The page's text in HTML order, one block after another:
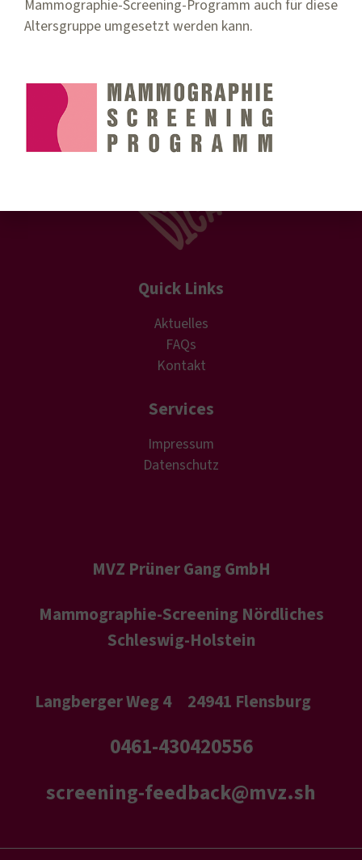
Programmverantwortlicher Arzt Screening-
Einheit Nördliches Schleswig-Holstein
Quick Links
Aktuelles
FAQs
Kontakt
Services
Impressum
Datenschutz
MVZ Prüner Gang GmbH
Mammographie-Screening Nördliches
Schleswig-Holstein
Langberger Weg 4 24941 Flensburg
0461-430420556
screening-feedback@mvz.sh
Mammographie-Screening-Programm auch für diese
Altersgruppe umgesetzt werden kann.